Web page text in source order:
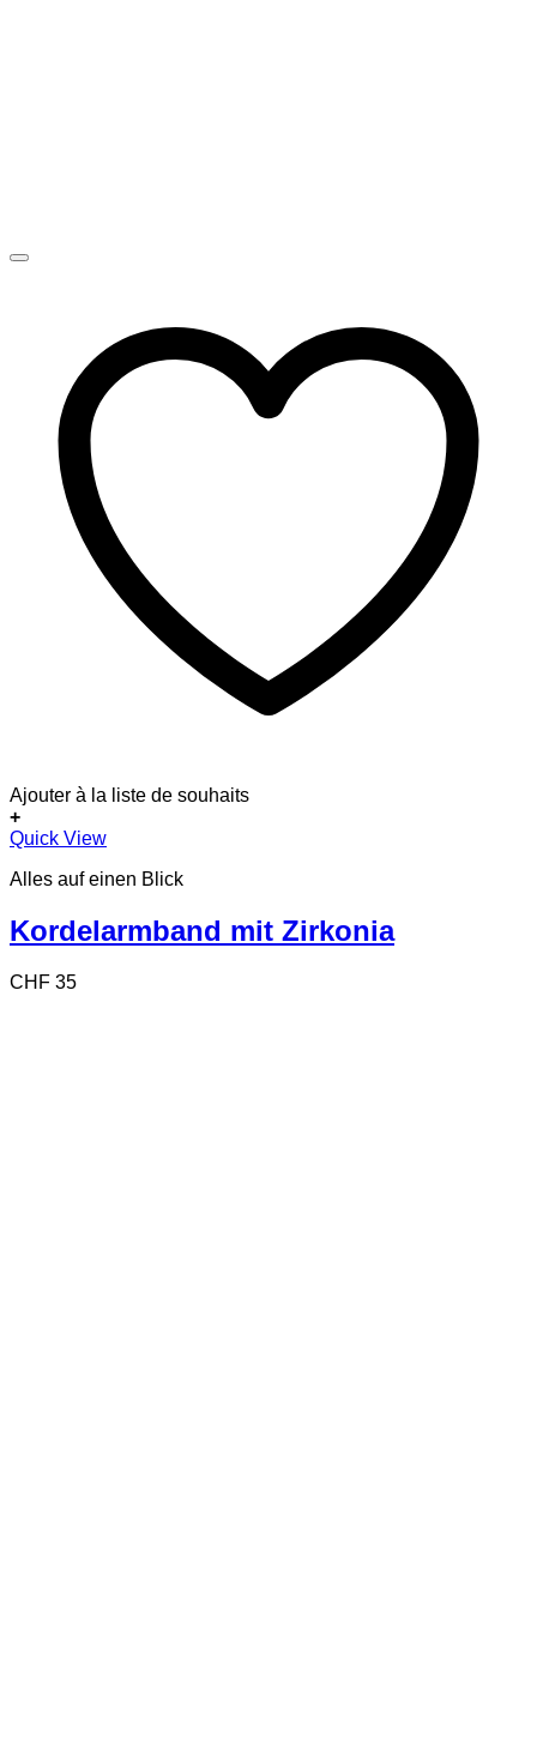
Ajouter à la liste de souhaits
+
Quick View
Alles auf einen Blick
Kordelarmband mit Zirkonia
CHF 35